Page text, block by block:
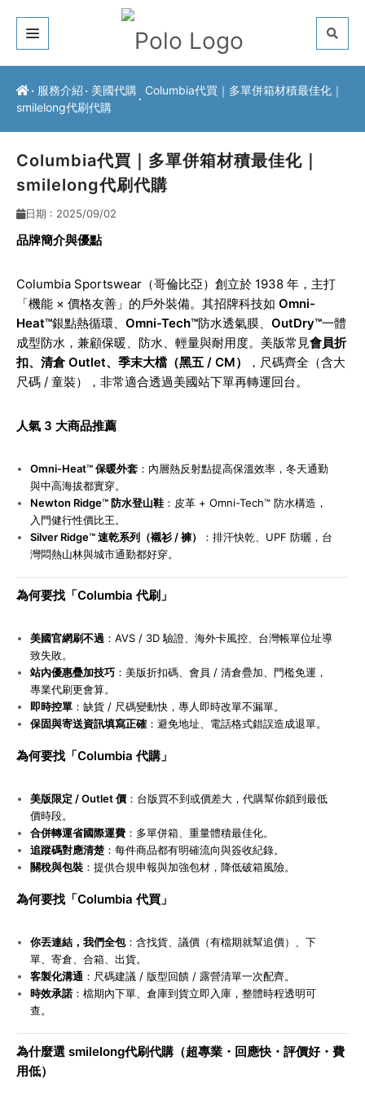
關於我們
服務介紹
常見問題
最新公告
服務介紹 美國代購
Columbia代買｜多單併箱材積最佳化｜
smilelong代刷代購
Columbia代買｜多單併箱材積最佳化｜
smilelong代刷代購
日期 : 2025/09/02
品牌簡介與優點
Columbia Sportswear （哥倫比亞）創立於 1938 年，主打
「機能 × 價格友善」的戶外裝備。其招牌科技如 Omni-
Heat™銀點熱循環、 Omni-Tech™防水透氣膜、 OutDry™一體
成型防水，兼顧保暖、防水、輕量與耐用度。美版常見會員折
扣、清倉 Outlet、季末大檔（黑五 / CM）
，尺碼齊全（含大
尺碼 / 童裝），非常適合透過美國站下單再轉運回台。
人氣 3 大商品推薦
Omni-Heat™保暖外套：內層熱反射點提高保溫效率，冬天通勤
與中高海拔都實穿。
Newton Ridge™ 防水登山鞋：皮革 + Omni-Tech™ 防水構造，
入門健行性價比王。
Silver Ridge™速乾系列（襯衫 / 褲）
：排汗快乾、UPF 防曬，台
灣悶熱山林與城市通勤都好穿。
為何要找「Columbia 代刷」
美國官網刷不過 ：AVS / 3D 驗證、海外卡風控、台灣帳單位址導
致失敗。
站內優惠疊加技巧：美版折扣碼、會員 / 清倉疊加、門檻免運，
專業代刷更會算。
即時控單：缺貨 / 尺碼變動快，專人即時改單不漏單。
保固與寄送資訊填寫正確：避免地址、電話格式錯誤造成退單。
為何要找「Columbia 代購」
美版限定 / Outlet 價：台版買不到或價差大，代購幫你鎖到最低
價時段。
合併轉運省國際運費：多單併箱、重量體積最佳化。
追蹤碼對應清楚：每件商品都有明確流向與簽收紀錄。
關稅與包裝：提供合規申報與加強包材，降低破箱風險。
為何要找「Columbia 代買」
你丟連結，我們全包：含找貨、議價（有檔期就幫追價）、下
單、寄倉、合箱、出貨。
客製化溝通 ：尺碼建議 / 版型回饋 / 露營清單一次配齊。
時效承諾：檔期內下單、倉庫到貨立即入庫，整體時程透明可
查。
為什麼選 smilelong代刷代購（超專業・回應快・評價好・費
用低）